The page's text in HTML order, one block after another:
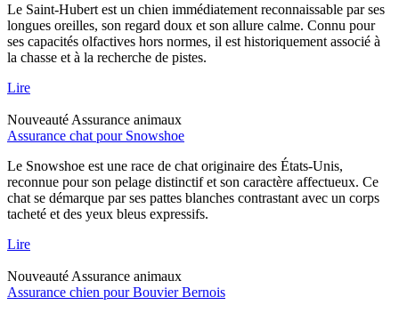
Le Saint-Hubert est un chien immédiatement reconnaissable par ses
longues oreilles, son regard doux et son allure calme. Connu pour
ses capacités olfactives hors normes, il est historiquement associé à
la chasse et à la recherche de pistes.
Lire
Nouveauté Assurance animaux
Assurance chat pour Snowshoe
Le Snowshoe est une race de chat originaire des États-Unis,
reconnue pour son pelage distinctif et son caractère affectueux. Ce
chat se démarque par ses pattes blanches contrastant avec un corps
tacheté et des yeux bleus expressifs.
Lire
Nouveauté Assurance animaux
Assurance chien pour Bouvier Bernois